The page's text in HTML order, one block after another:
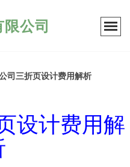
公司
司三折页设计费用解析
设计费用解